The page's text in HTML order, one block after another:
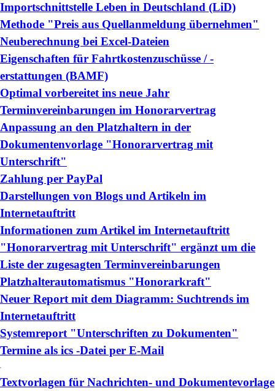
Importschnittstelle Leben in Deutschland (LiD)
Methode "Preis aus Quellanmeldung übernehmen"
Neuberechnung bei Excel-Dateien
Eigenschaften für Fahrtkostenzuschüsse / -
erstattungen (BAMF)
Optimal vorbereitet ins neue Jahr
Terminvereinbarungen im Honorarvertrag
Anpassung an den Platzhaltern in der
Dokumentenvorlage "Honorarvertrag mit
Unterschrift"
Zahlung per PayPal
Darstellungen von Blogs und Artikeln im
Internetauftritt
Informationen zum Artikel im Internetauftritt
"Honorarvertrag mit Unterschrift" ergänzt um die
Liste der zugesagten Terminvereinbarungen
Platzhalterautomatismus "Honorarkraft"
Neuer Report mit dem Diagramm: Suchtrends im
Internetauftritt
Systemreport "Unterschriften zu Dokumenten"
Termine als ics -Datei per E-Mail
Textvorlagen für Nachrichten- und Dokumentevorlage